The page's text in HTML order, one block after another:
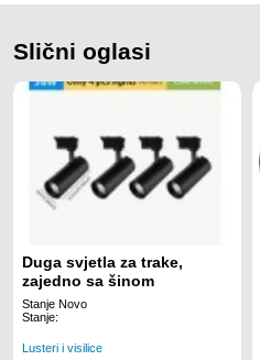
Slični oglasi
Duga svjetla za trake,
zajedno sa šinom
Stanje Novo
Stanje:
Lusteri i visilice